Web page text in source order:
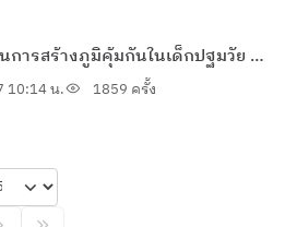
การสร้างภูมิคุ้มกันในเด็กปฐมวัย 4
10:14 น. 1859 ครั้ง